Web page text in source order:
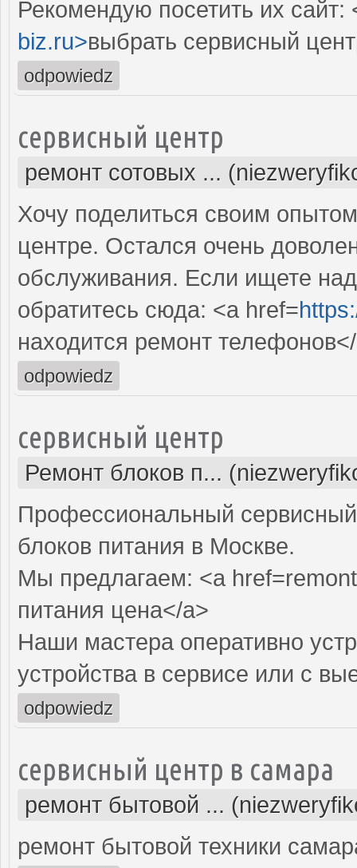
Рекомендую посетить их сайт:
biz.ru>выбрать сервисный
odpowiedz
сервисный центр
ремонт сотовых ...
Хочу поделиться своим
центре. Остался очень
обслуживания. Если ищете
обратитесь сюда: <a href=
находится ремонт
odpowiedz
сервисный центр
Ремонт блоков п...
Профессиональный
блоков питания в Москве.
Мы предлагаем: <a
питания цена</a>
Наши мастера оперативно
устройства в сервисе или с
odpowiedz
сервисный центр в самара
ремонт бытовой ...
ремонт бытовой техники